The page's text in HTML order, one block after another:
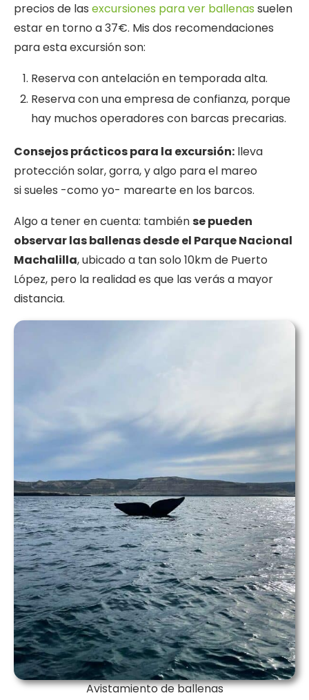
precios de las excursiones para ver ballenas suelen
estar en torno a 37€. Mis dos recomendaciones
para esta excursión son:
Reserva con antelación en temporada alta.
Reserva con una empresa de confianza, porque
hay muchos operadores con barcas precarias.
Consejos prácticospara la excursión: lleva
protección solar, gorra, y algo para el mareo
si sueles -como yo- marearte en los barcos.
Algo a tener en cuenta: tambiénse pueden
observarlas ballenas desde el Parque Nacional
Machalilla, ubicado a tan solo 10km de Puerto
López, pero la realidad es que las verás a mayor
distancia.
Avistamiento de ballenas